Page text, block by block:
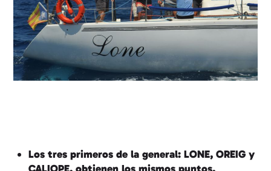
Los tres primeros de la general: LONE, OREIG y